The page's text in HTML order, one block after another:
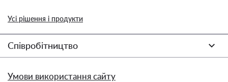
Усі рішення і продукти
Співробітництво
Умови використання сайту